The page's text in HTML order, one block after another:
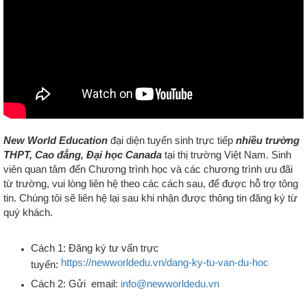
New World Education đại diện tuyển sinh trực tiếp nhiều trường
THPT, Cao đẳng, Đại học Canada tại thị trường Việt Nam. Sinh
viên quan tâm đến Chương trình học và các chương trình ưu đãi
từ trường, vui lòng liên hệ theo các cách sau, để được hỗ trợ tông
tin. Chúng tôi sẽ liên hệ lại sau khi nhận được thông tin đăng ký từ
quý khách.
Cách 1: Đăng ký tư vấn trực
tuyến: https://newworldedu.vn/dang-ky-tu-van-du-hoc
Cách 2: Gửi email: info@newworldedu.vn